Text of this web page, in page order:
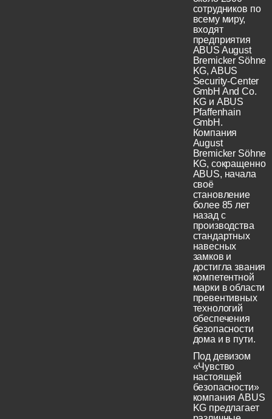
сотрудников по
всему миру,
входят
предприятия
ABUS August
Bremicker Söhne
KG, ABUS
Security-Center
GmbH And Co.
KG и ABUS
Pfaffenhain
GmbH.
Компания
August
Bremicker Söhne
KG, сокращенно
ABUS, начала
своё
становление
более 85 лет
назад с
производства
стандартных
навесных
замков и
достигла звания
компетентной
марки в области
превентивных
технологий
обеспечения
безопасности
дома и в пути.
Под девизом
«Чувство
настоящей
безопасности»
компания ABUS
KG предлагает